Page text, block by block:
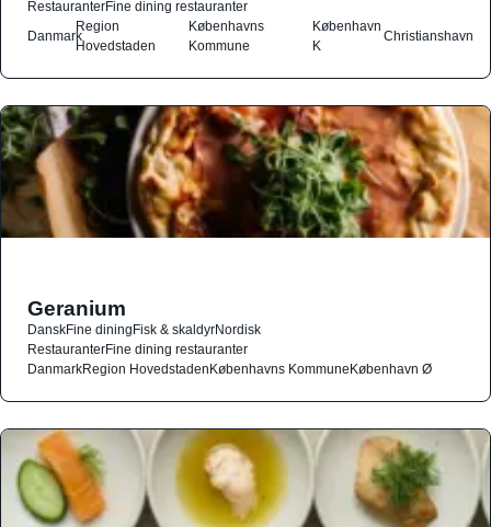
RestauranterFine dining restauranter
Danmark
Region
Hovedstaden
Københavns
Kommune
København
K
Christianshavn
Geranium
DanskFine diningFisk & skaldyrNordisk
RestauranterFine dining restauranter
DanmarkRegion HovedstadenKøbenhavns KommuneKøbenhavn Ø